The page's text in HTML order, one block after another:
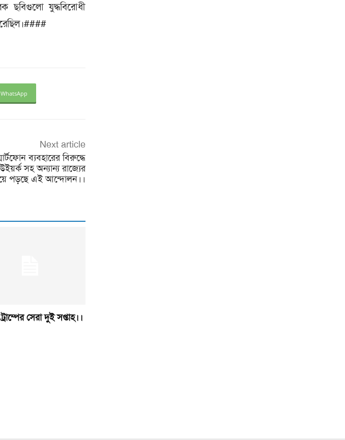
ছবিগুলো যুদ্ধবিরোধী
WhatsApp
Next article
ব্যবহারের বিরুদ্ধে
সহ অন্যান্য রাজ্যের
পড়ছে এই আন্দোলন।।
সেরা দুই সপ্তাহ।।